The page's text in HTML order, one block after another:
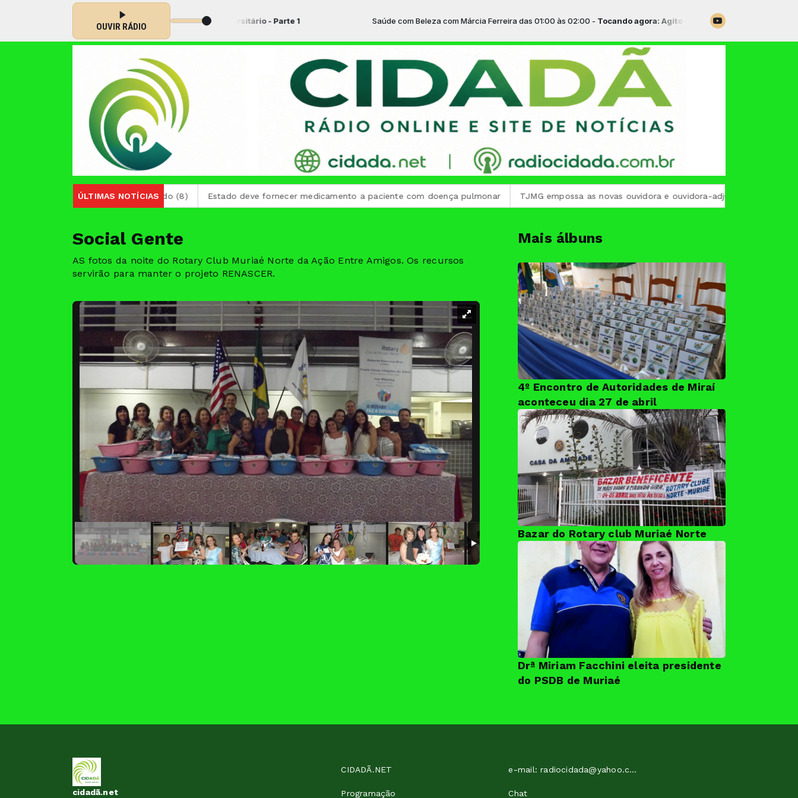
OUVIR RÁDIO
Tocando agora: Agito universitário - Parte 1 Saúde com Beleza com Márcia Ferreira das 01:00 às 02:00 -Tocando agora: Agito universitário - Parte 1
ÚLTIMAS NOTÍCIAS
de Minas Gerais neste sábado (8) Estado deve fornecer medicamento a paciente com doença pulmonar TJMG empossa as novas ouvidora e ouvidora-adjunta para o biênio 2026-
Social Gente
AS fotos da noite do Rotary Club Muriaé Norte da Ação Entre Amigos. Os recursos
servirão para manter o projeto RENASCER.
Mais álbuns
4º Encontro de Autoridades de Miraí
aconteceu dia 27 de abril
Bazar do Rotary club Muriaé Norte
Drª Miriam Facchini eleita presidente
do PSDB de Muriaé
cidadã.net
CIDADÃ.NET
Programação
e-mail: radiocidada@yahoo.com
Chat